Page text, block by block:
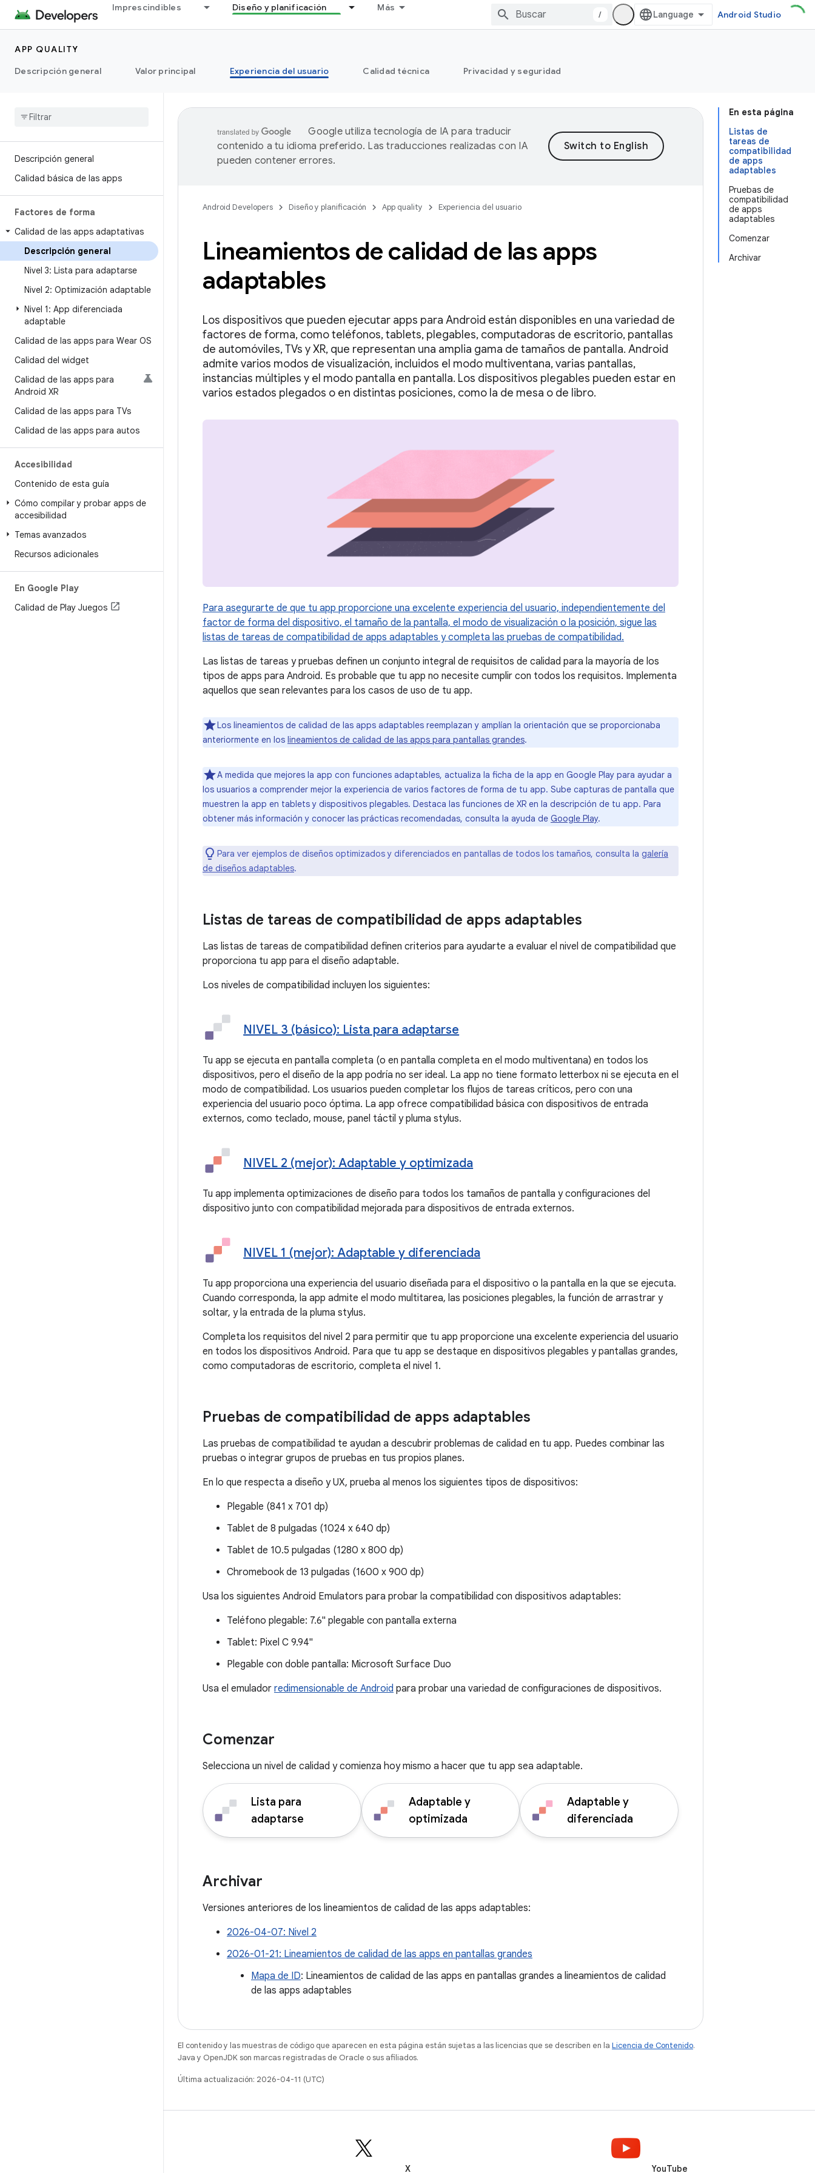
Imprescindibles Diseño y planificación Más
/ Android Studio
APP QUALITY
Descripción general
Valor principal Experiencia del usuario Calidad técnica Privacidad y seguridad
Descripción general
Calidad básica de las apps
Factores de forma
Calidad de las apps adaptativas
Descripción general
Nivel 3: Lista para adaptarse
Nivel 2: Optimización adaptable
Nivel 1: App diferenciada
adaptable
Calidad de las apps para Wear OS
Calidad del widget
Calidad de las apps para
Android XR
Calidad de las apps para TVs
Calidad de las apps para autos
Accesibilidad
Contenido de esta guía
Cómo compilar y probar apps de
accesibilidad
Temas avanzados
Recursos adicionales
En Google Play
Calidad de Play Juegos
En esta página
Listas de
tareas de
compatibilidad
de apps
adaptables
Pruebas de
compatibilidad
de apps
adaptables
Comenzar
Archivar
Google utiliza tecnología de IA para traducir
contenido a tu idioma preferido. Las traducciones realizadas con IA
pueden contener errores.
Android Developers Diseño y planificación App quality Experiencia del usuario
Lineamientos de calidad de las apps
adaptables
Los dispositivos que pueden ejecutar apps para Android están disponibles en una variedad de
factores de forma, como teléfonos, tablets, plegables, computadoras de escritorio, pantallas
de automóviles, TVs y XR, que representan una amplia gama de tamaños de pantalla. Android
admite varios modos de visualización, incluidos el modo multiventana, varias pantallas,
instancias múltiples y el modo pantalla en pantalla. Los dispositivos plegables pueden estar en
varios estados plegados o en distintas posiciones, como la de mesa o de libro.
Para asegurarte de que tu app proporcione una excelente experiencia del usuario, independientemente del
factor de forma del dispositivo, el tamaño de la pantalla, el modo de visualización o la posición, sigue las
listas de tareas de compatibilidad de apps adaptables y completa las pruebas de compatibilidad.
Las listas de tareas y pruebas definen un conjunto integral de requisitos de calidad para la mayoría de los
tipos de apps para Android. Es probable que tu app no necesite cumplir con todos los requisitos. Implementa
aquellos que sean relevantes para los casos de uso de tu app.
Los lineamientos de calidad de las apps adaptables reemplazan y amplían la orientación que se proporcionaba
anteriormente en los lineamientos de calidad de las apps para pantallas grandes.
A medida que mejores la app con funciones adaptables, actualiza la ficha de la app en Google Play para ayudar a
los usuarios a comprender mejor la experiencia de varios factores de forma de tu app. Sube capturas de pantalla que
muestren la app en tablets y dispositivos plegables. Destaca las funciones de XR en la descripción de tu app. Para
obtener más información y conocer las prácticas recomendadas, consulta la ayuda de Google Play.
Para ver ejemplos de diseños optimizados y diferenciados en pantallas de todos los tamaños, consulta la galería
de diseños adaptables.
Listas de tareas de compatibilidad de apps adaptables
Las listas de tareas de compatibilidad definen criterios para ayudarte a evaluar el nivel de compatibilidad que
proporciona tu app para el diseño adaptable.
Los niveles de compatibilidad incluyen los siguientes:
NIVEL 3 (básico): Lista para adaptarse
Tu app se ejecuta en pantalla completa (o en pantalla completa en el modo multiventana) en todos los
dispositivos, pero el diseño de la app podría no ser ideal. La app no tiene formato letterbox ni se ejecuta en el
modo de compatibilidad. Los usuarios pueden completar los flujos de tareas críticos, pero con una
experiencia del usuario poco óptima. La app ofrece compatibilidad básica con dispositivos de entrada
externos, como teclado, mouse, panel táctil y pluma stylus.
NIVEL 2 (mejor): Adaptable y optimizada
Tu app implementa optimizaciones de diseño para todos los tamaños de pantalla y configuraciones del
dispositivo junto con compatibilidad mejorada para dispositivos de entrada externos.
NIVEL 1 (mejor): Adaptable y diferenciada
Tu app proporciona una experiencia del usuario diseñada para el dispositivo o la pantalla en la que se ejecuta.
Cuando corresponda, la app admite el modo multitarea, las posiciones plegables, la función de arrastrar y
soltar, y la entrada de la pluma stylus.
Completa los requisitos del nivel 2 para permitir que tu app proporcione una excelente experiencia del usuario
en todos los dispositivos Android. Para que tu app se destaque en dispositivos plegables y pantallas grandes,
como computadoras de escritorio, completa el nivel 1.
Pruebas de compatibilidad de apps adaptables
Las pruebas de compatibilidad te ayudan a descubrir problemas de calidad en tu app. Puedes combinar las
pruebas o integrar grupos de pruebas en tus propios planes.
En lo que respecta a diseño y UX, prueba al menos los siguientes tipos de dispositivos:
Plegable (841 x 701 dp)
Tablet de 8 pulgadas (1024 x 640 dp)
Tablet de 10.5 pulgadas (1280 x 800 dp)
Chromebook de 13 pulgadas (1600 x 900 dp)
Usa los siguientes Android Emulators para probar la compatibilidad con dispositivos adaptables:
Teléfono plegable: 7.6" plegable con pantalla externa
Tablet: Pixel C 9.94"
Plegable con doble pantalla: Microsoft Surface Duo
Usa el emulador redimensionable de Android para probar una variedad de configuraciones de dispositivos.
Comenzar
Selecciona un nivel de calidad y comienza hoy mismo a hacer que tu app sea adaptable.
Lista para
adaptarse
Adaptable y
optimizada
Adaptable y
diferenciada
Archivar
Versiones anteriores de los lineamientos de calidad de las apps adaptables:
2026-04-07: Nivel 2
2026-01-21: Lineamientos de calidad de las apps en pantallas grandes
Mapa de ID: Lineamientos de calidad de las apps en pantallas grandes a lineamientos de calidad
de las apps adaptables
El contenido y las muestras de código que aparecen en esta página están sujetas a las licencias que se describen en la Licencia de Contenido.
Java y OpenJDK son marcas registradas de Oracle o sus afiliados.
Última actualización: 2026-04-11 (UTC)
X YouTube